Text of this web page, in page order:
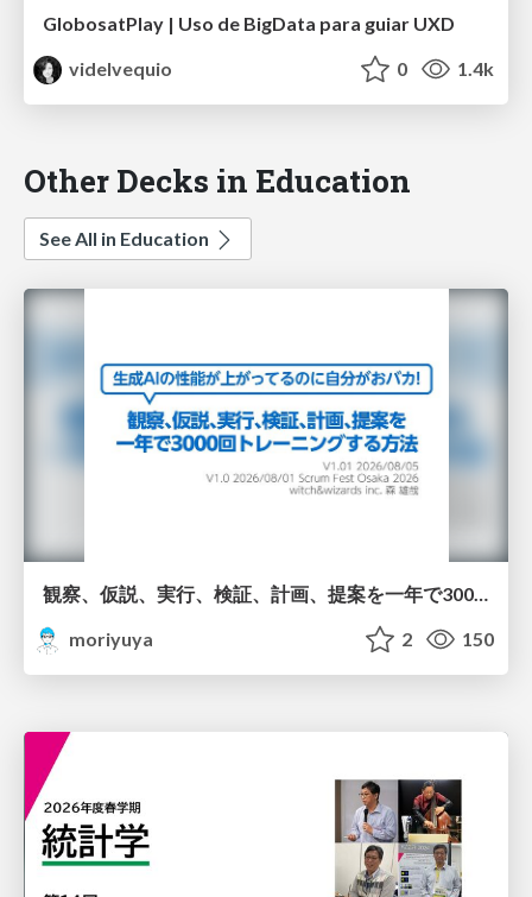
GlobosatPlay | Uso de BigData para guiar UXD
videlvequio
0 1.4k
Other Decks in Education
See All in Education
moriyuya
2 150